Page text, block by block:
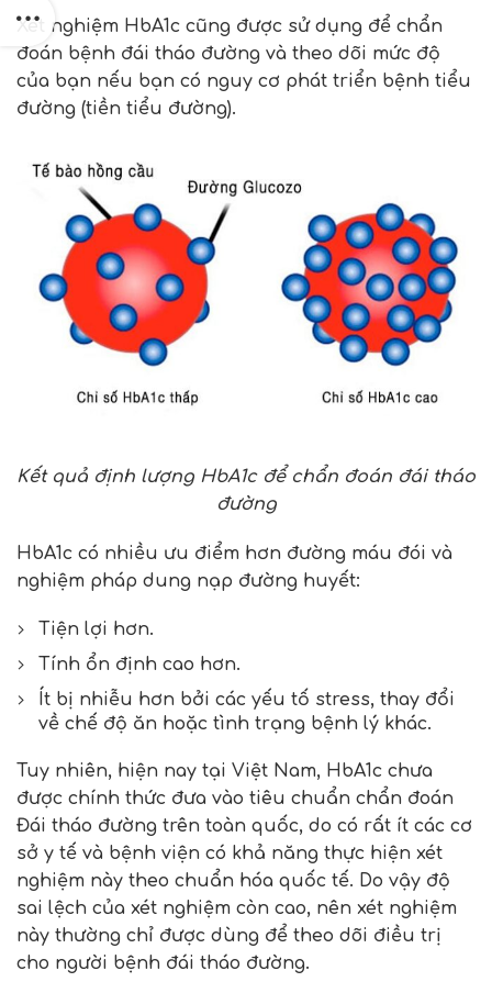
Xét nghiệm HbA1c cũng được sử dụng để chẩn
đoán bệnh đái tháo đường và theo dõi mức độ
của bạn nếu bạn có nguy cơ phát triển bệnh tiểu
đường (tiền tiểu đường).
Kết quả định lượng HbA1c để chẩn đoán đái tháo
đường
HbA1c có nhiều ưu điểm hơn đường máu đói và
nghiệm pháp dung nạp đường huyết:
Tiện lợi hơn.
Tính ổn định cao hơn.
Ít bị nhiễu hơn bởi các yếu tố stress, thay đổi
về chế độ ăn hoặc tình trạng bệnh lý khác.
Tuy nhiên, hiện nay tại Việt Nam, HbA1c chưa
được chính thức đưa vào tiêu chuẩn chẩn đoán
Đái tháo đường trên toàn quốc, do có rất ít các cơ
sở y tế và bệnh viện có khả năng thực hiện xét
nghiệm này theo chuẩn hóa quốc tế. Do vậy độ
sai lệch của xét nghiệm còn cao, nên xét nghiệm
này thường chỉ được dùng để theo dõi điều trị
cho người bệnh đái tháo đường.